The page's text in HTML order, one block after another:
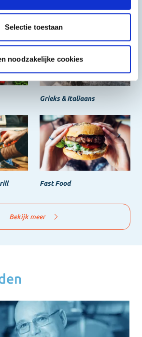
Selectie toestaan
noodzakelijke cookies
de goedkoopste
Grieks & Italiaans
Fast Food
Bekijk meer